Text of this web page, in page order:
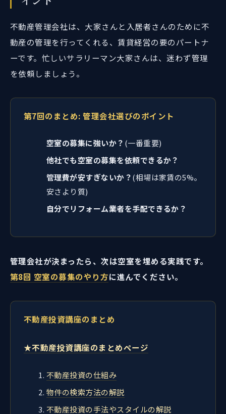
不動産管理会社は、大家さんと入居者さんのために不
動産の管理を行ってくれる、賃貸経営の要のパートナ
ーです。忙しいサラリーマン大家さんは、迷わず管理
を依頼しましょう。
第7回のまとめ: 管理会社選びのポイント
空室の募集に強いか？ (一番重要)
他社でも空室の募集を依頼できるか？
管理費が安すぎないか？(相場は家賃の5%。
安さより質)
自分でリフォーム業者を手配できるか？
管理会社が決まったら、次は空室を埋める実践です。
第8回 空室の募集のやり方に進んでください。
不動産投資講座のまとめ
★不動産投資講座のまとめページ
不動産投資の仕組み
物件の検索方法の解説
不動産投資の手法やスタイルの解説